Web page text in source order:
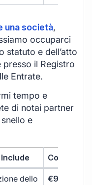
una società,
occuparci
statuto e dell’atto
il Registro
Entrate.
tempo e
di notai partner
e
Costo
dello
€99 + IVA